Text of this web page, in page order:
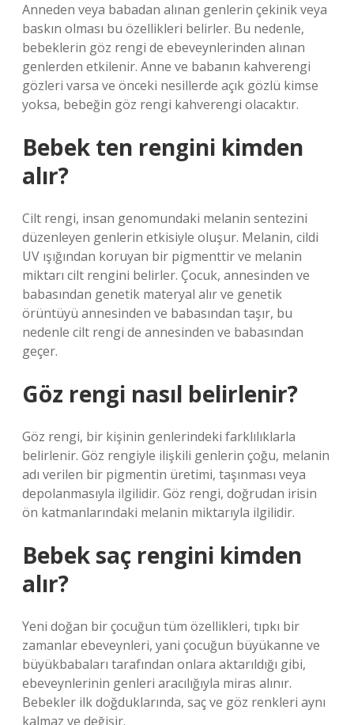
Anneden veya babadan alınan genlerin çekinik veya
baskın olması bu özellikleri belirler. Bu nedenle,
bebeklerin göz rengi de ebeveynlerinden alınan
genlerden etkilenir. Anne ve babanın kahverengi
gözleri varsa ve önceki nesillerde açık gözlü kimse
yoksa, bebeğin göz rengi kahverengi olacaktır.
Bebek ten rengini kimden
alır?
Cilt rengi, insan genomundaki melanin sentezini
düzenleyen genlerin etkisiyle oluşur. Melanin, cildi
UV ışığından koruyan bir pigmenttir ve melanin
miktarı cilt rengini belirler. Çocuk, annesinden ve
babasından genetik materyal alır ve genetik
örüntüyü annesinden ve babasından taşır, bu
nedenle cilt rengi de annesinden ve babasından
geçer.
Göz rengi nasıl belirlenir?
Göz rengi, bir kişinin genlerindeki farklılıklarla
belirlenir. Göz rengiyle ilişkili genlerin çoğu, melanin
adı verilen bir pigmentin üretimi, taşınması veya
depolanmasıyla ilgilidir. Göz rengi, doğrudan irisin
ön katmanlarındaki melanin miktarıyla ilgilidir.
Bebek saç rengini kimden
alır?
Yeni doğan bir çocuğun tüm özellikleri, tıpkı bir
zamanlar ebeveynleri, yani çocuğun büyükanne ve
büyükbabaları tarafından onlara aktarıldığı gibi,
ebeveynlerinin genleri aracılığıyla miras alınır.
Bebekler ilk doğduklarında, saç ve göz renkleri aynı
kalmaz ve değişir.